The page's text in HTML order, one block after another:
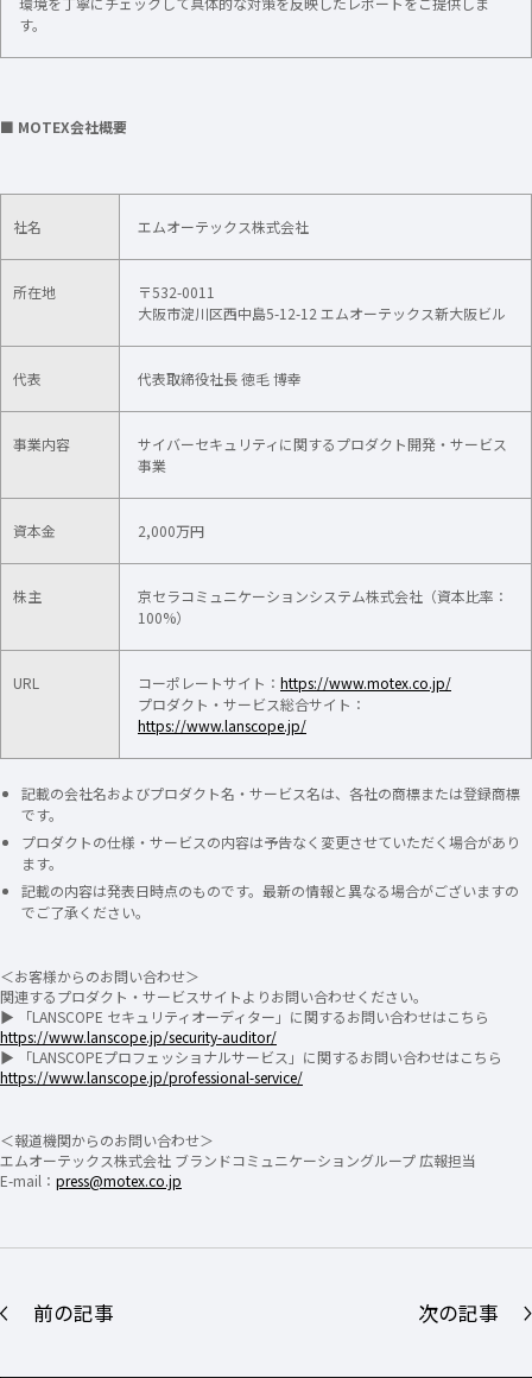
す。
■ MOTEX会社概要
社名 エムオーテックス株式会社
所在地
〒532-0011
大阪市淀川区西中島5-12-12 エムオーテックス新大阪ビル
代表 代表取締役社長 徳毛 博幸
事業内容
サイバーセキュリティに関するプロダクト開発・サービス
事業
資本金 2,000万円
株主
京セラコミュニケーションシステム株式会社（資本比率：
100%）​
URL コーポレートサイト： https://www.motex.co.jp/
プロダクト・サービス総合サイト：
https://www.lanscope.jp/
記載の会社名およびプロダクト名・サービス名は、各社の商標または登録商標
です。
プロダクトの仕様・サービスの内容は予告なく変更させていただく場合があり
ます。
記載の内容は発表日時点のものです。最新の情報と異なる場合がございますの
でご了承ください。
＜お客様からのお問い合わせ＞
関連するプロダクト・サービスサイトよりお問い合わせください。
▶ 「LANSCOPE セキュリティオーディター」に関するお問い合わせはこちら
https://www.lanscope.jp/security-auditor/
▶ 「LANSCOPEプロフェッショナルサービス」に関するお問い合わせはこちら
https://www.lanscope.jp/professional-service/
＜報道機関からのお問い合わせ＞
エムオーテックス株式会社 ブランドコミュニケーショングループ 広報担当
E-mail： press@motex.co.jp
前の記事 次の記事